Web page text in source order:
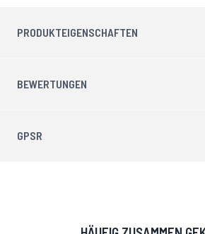
PRODUKTEIGENSCHAFTEN
BEWERTUNGEN
GPSR